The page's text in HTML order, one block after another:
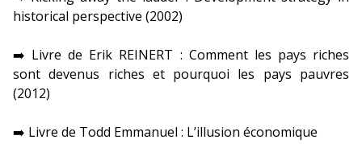
historical perspective (2002)
➡️ Livre de Erik REINERT : Comment les pays riches
sont devenus riches et pourquoi les pays pauvres
(2012)
➡️ Livre de Todd Emmanuel : L’illusion économique